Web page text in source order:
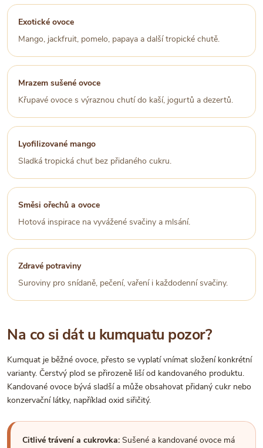
Exotické ovoce
Mango, jackfruit, pomelo, papaya a další tropické chutě.
Mrazem sušené ovoce
Křupavé ovoce s výraznou chutí do kaší, jogurtů a dezertů.
Lyofilizované mango
Sladká tropická chuť bez přidaného cukru.
Směsi ořechů a ovoce
Hotová inspirace na vyvážené svačiny a mlsání.
Zdravé potraviny
Suroviny pro snídaně, pečení, vaření i každodenní svačiny.
Na co si dát u kumquatu pozor?
Kumquat je běžné ovoce, přesto se vyplatí vnímat složení konkrétní
varianty. Čerstvý plod se přirozeně liší od kandovaného produktu.
Kandované ovoce bývá sladší a může obsahovat přidaný cukr nebo
konzervační látky, například oxid siřičitý.
Citlivé trávení a cukrovka: Sušené a kandované ovoce má